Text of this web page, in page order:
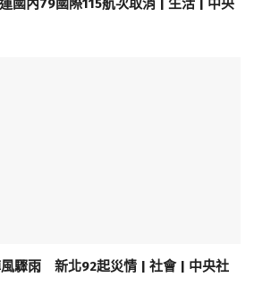
國內79國際115航次取消 | 生活 | 中央
風驟雨 新北92起災情 | 社會 | 中央社